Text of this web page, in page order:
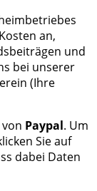
an,
und
bei unserer
(Ihre
Paypal. Um
Sie auf
dabei Daten